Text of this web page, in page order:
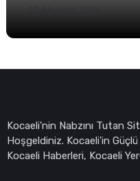
Kocaeli'nin Nabzını Tutan
Hoşgeldiniz. Kocaeli'in
Kocaeli Haberleri, Kocaeli